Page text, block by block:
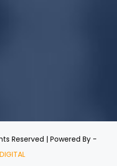
Reserved | Powered By -